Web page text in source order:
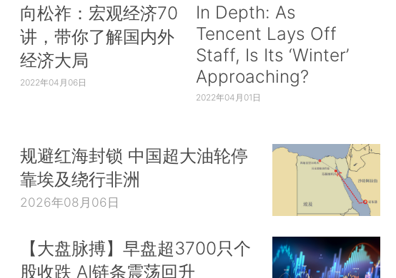
向松祚：宏观经济70
讲，带你了解国内外
经济大局
2022年04月06日
In Depth: As
Tencent Lays Off
Staff, Is Its ‘Winter’
Approaching?
2022年04月01日
规避红海封锁 中国超大油轮停
靠埃及绕行非洲
2026年08月06日
【大盘脉搏】早盘超3700只个
股收跌 AI链条震荡回升